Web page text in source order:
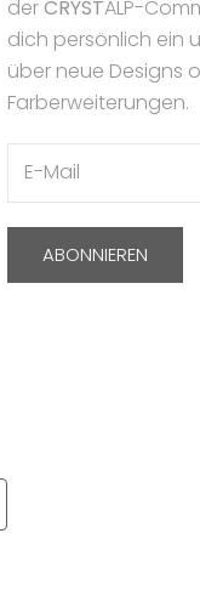
derCRYSTALP-
dich persönlich ein
über neue Designs
Farberweiterungen.
ABONNIEREN